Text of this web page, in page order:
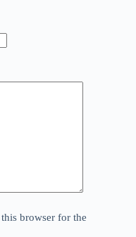
browser for the